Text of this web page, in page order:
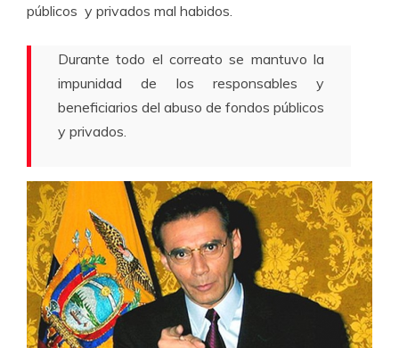
públicos y privados mal habidos.
Durante todo el correato se mantuvo la
impunidad de los responsables y
beneficiarios del abuso de fondos públicos
y privados.